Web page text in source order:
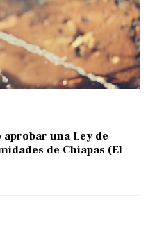
aprobar una Ley de
de Chiapas (El